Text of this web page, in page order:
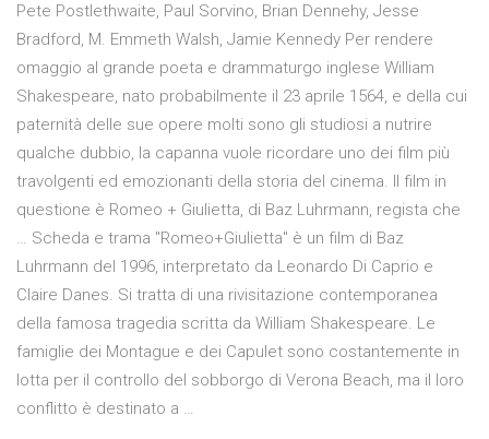
Pete Postlethwaite, Paul Sorvino, Brian Dennehy, Jesse
Bradford, M. Emmeth Walsh, Jamie Kennedy Per rendere
omaggio al grande poeta e drammaturgo inglese William
Shakespeare, nato probabilmente il 23 aprile 1564, e della cui
paternità delle sue opere molti sono gli studiosi a nutrire
qualche dubbio, la capanna vuole ricordare uno dei film più
travolgenti ed emozionanti della storia del cinema. Il film in
questione è Romeo + Giulietta, di Baz Luhrmann, regista che
… Scheda e trama "Romeo+Giulietta" è un film di Baz
Luhrmann del 1996, interpretato da Leonardo Di Caprio e
Claire Danes. Si tratta di una rivisitazione contemporanea
della famosa tragedia scritta da William Shakespeare. Le
famiglie dei Montague e dei Capulet sono costantemente in
lotta per il controllo del sobborgo di Verona Beach, ma il loro
conflitto è destinato a …